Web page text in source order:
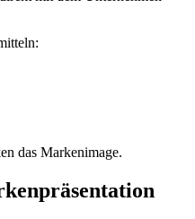
das Markenimage.